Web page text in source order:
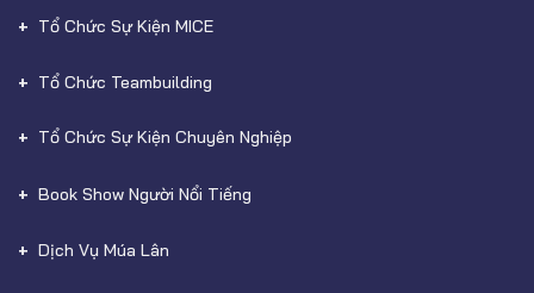
Tổ Chức Sự Kiện MICE
Tổ Chức Teambuilding
Tổ Chức Sự Kiện Chuyên Nghiệp
Book Show Người Nổi Tiếng
Dịch Vụ Múa Lân